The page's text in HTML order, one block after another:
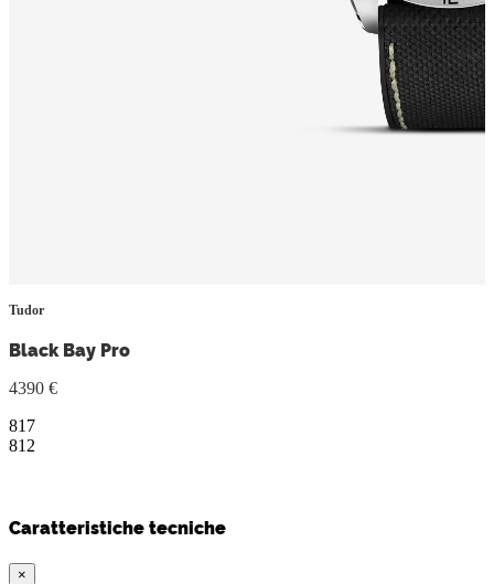
Tudor
Black Bay Pro
4390 €
817
812
Caratteristiche tecniche
×